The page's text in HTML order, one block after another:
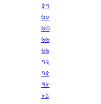
৫৭
৬০
৬৩
৬৬
৬৯
৭২
৭৫
৭৮
৮১